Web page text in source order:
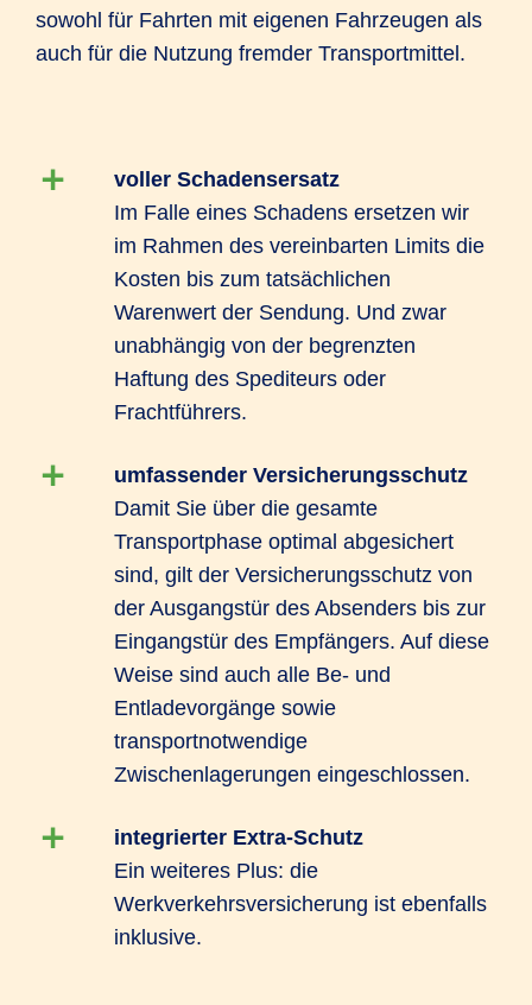
sowohl für Fahrten mit eigenen Fahrzeugen als
auch für die Nutzung fremder Transportmittel.
voller Schadensersatz
Im Falle eines Schadens ersetzen wir
im Rahmen des vereinbarten Limits die
Kosten bis zum tatsächlichen
Warenwert der Sendung. Und zwar
unabhängig von der begrenzten
Haftung des Spediteurs oder
Frachtführers.
umfassender Versicherungsschutz
Damit Sie über die gesamte
Transportphase optimal abgesichert
sind, gilt der Versicherungsschutz von
der Ausgangstür des Absenders bis zur
Eingangstür des Empfängers. Auf diese
Weise sind auch alle Be- und
Entladevorgänge sowie
transportnotwendige
Zwischenlagerungen eingeschlossen.
integrierter Extra-Schutz
Ein weiteres Plus: die
Werkverkehrsversicherung ist ebenfalls
inklusive.